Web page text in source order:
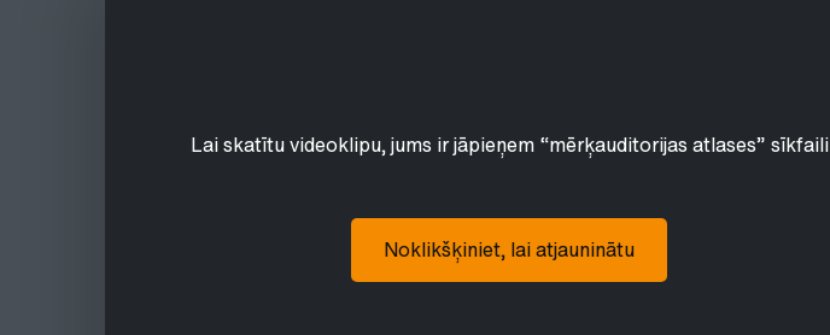
Lai skatītu videoklipu, jums ir jāpieņem “mērķauditorijas atlases” sīkfaili
Noklikšķiniet, lai atjauninātu